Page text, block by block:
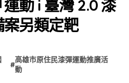
動 i 臺灣 2.0 漆
另類定靶
#
高雄市原住民漆彈運動推廣活
動